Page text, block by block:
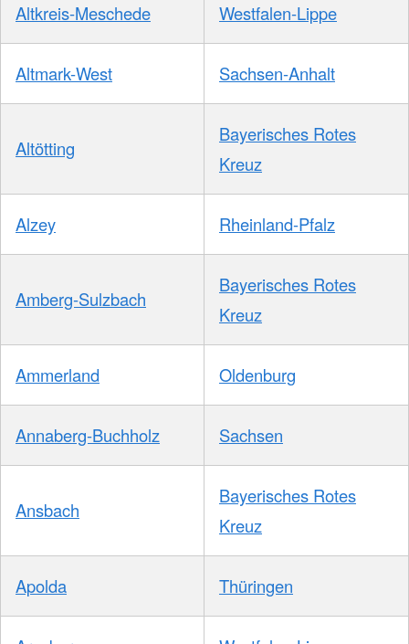
Altkreis-Meschede Westfalen-Lippe
Altmark-West Sachsen-Anhalt
Altötting
Bayerisches Rotes
Kreuz
Alzey Rheinland-Pfalz
Amberg-Sulzbach
Bayerisches Rotes
Kreuz
Ammerland Oldenburg
Annaberg-Buchholz Sachsen
Ansbach
Bayerisches Rotes
Kreuz
Apolda Thüringen